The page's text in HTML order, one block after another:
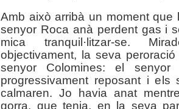
Amb això arribà un moment que
senyor Roca anà perdent gas i
mica tranquil·litzar-se.
objectivament, la seva
senyor Colomines: el senyor
progressivament reposant i els
calmaren. Jo havia anat
gorra, que tenia, en la seva